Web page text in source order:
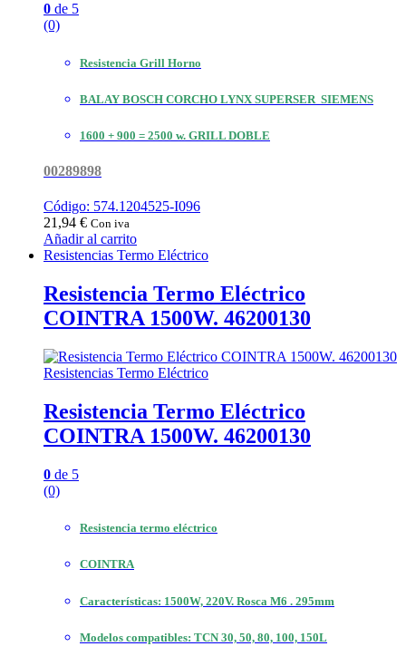
0 de 5
(0)
Resistencia Grill Horno
BALAY BOSCH CORCHO LYNX SUPERSER SIEMENS
1600 + 900 = 2500 w. GRILL DOBLE
00289898
Código: 574.1204525-I096
21,94 € Con iva
Añadir al carrito
Resistencias Termo Eléctrico
Resistencia Termo Eléctrico
COINTRA 1500W. 46200130
Resistencias Termo Eléctrico
Resistencia Termo Eléctrico
COINTRA 1500W. 46200130
0 de 5
(0)
Resistencia termo eléctrico
COINTRA
Características: 1500W, 220V. Rosca M6 . 295mm
Modelos compatibles: TCN 30, 50, 80, 100, 150L